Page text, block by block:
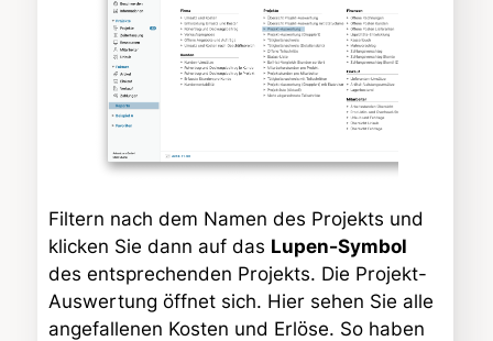
Filtern nach dem Namen des Projekts und
klicken Sie dann auf das Lupen-Symbol
des entsprechenden Projekts. Die Projekt-
Auswertung öffnet sich. Hier sehen Sie alle
angefallenen Kosten und Erlöse. So haben